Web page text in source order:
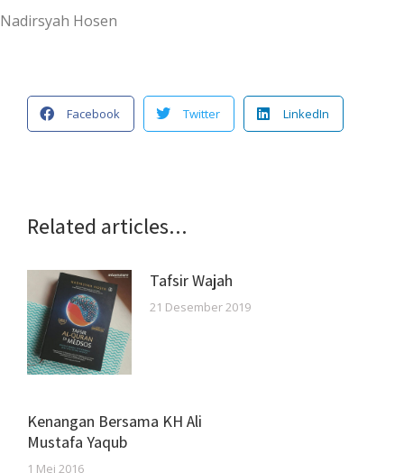
Nadirsyah Hosen
Facebook Twitter LinkedIn
Related articles...
Tafsir Wajah
21 Desember 2019
Kenangan Bersama KH Ali
Mustafa Yaqub
1 Mei 2016